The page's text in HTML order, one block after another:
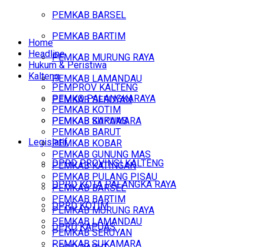
PEMKAB BARSEL
PEMKAB BARTIM
PEMKAB MURUNG RAYA
PEMKAB LAMANDAU
PEMKAB SERUYAN
PEMKAB SUKAMARA
Legislatif
DPRD PROVINSI KALTENG
DPRD KOTA PALANGKA RAYA
DPRD KOTIM
DPRD KAPUAS
Home
Headline
Hukum & Peristiwa
Kalteng
PEMPROV KALTENG
PEMKO PALANGKARAYA
PEMKAB KOTIM
PEMKAB KAPUAS
PEMKAB BARUT
PEMKAB KOBAR
PEMKAB GUNUNG MAS
PEMKAB KATINGAN
PEMKAB PULANG PISAU
PEMKAB BARSEL
PEMKAB BARTIM
PEMKAB MURUNG RAYA
PEMKAB LAMANDAU
PEMKAB SERUYAN
PEMKAB SUKAMARA